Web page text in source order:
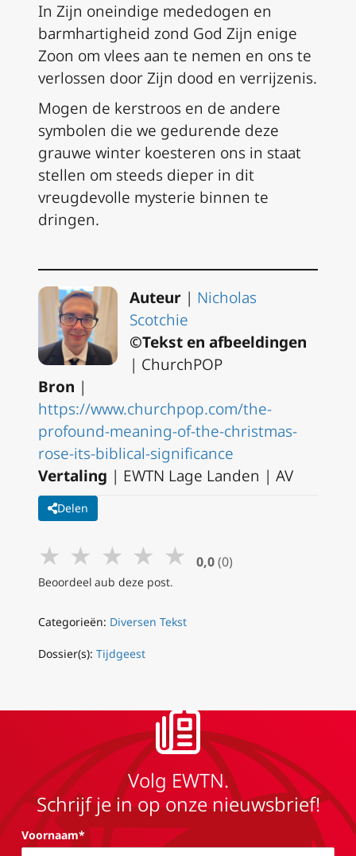
In Zijn oneindige mededogen en
barmhartigheid zond God Zijn enige
Zoon om vlees aan te nemen en ons te
verlossen door Zijn dood en verrijzenis.
Mogen de kerstroos en de andere
symbolen die we gedurende deze
grauwe winter koesteren ons in staat
stellen om steeds dieper in dit
vreugdevolle mysterie binnen te
dringen.
Auteur | Nicholas
Scotchie
©Tekst en afbeeldingen
| ChurchPOP
Bron |
https://www.churchpop.com/the-
profound-meaning-of-the-christmas-
rose-its-biblical-significance
Vertaling | EWTN Lage Landen | AV
Delen
★ ★ ★ ★ ★ 0,0 (0)
Beoordeel aub deze post.
Categorieën: Diversen Tekst
Dossier(s): Tijdgeest
Volg EWTN.
Schrijf je in op onze nieuwsbrief!
Voornaam*